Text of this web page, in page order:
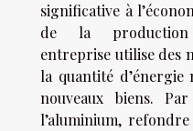
significative à
de la production
entreprise utilise des
la quantité
nouveaux biens.
l’aluminium,